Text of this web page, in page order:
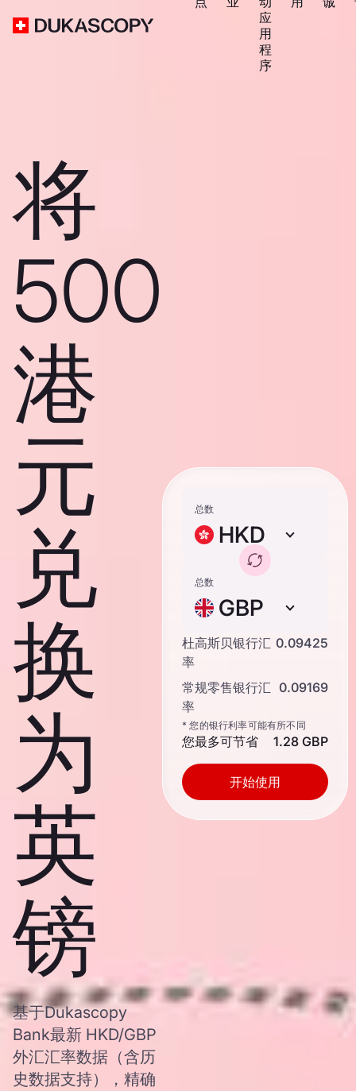
应
用
程
序
将
500
港
元
兑
换
为
英
镑
基于Dukascopy
Bank最新 HKD/GBP
外汇汇率数据（含历
史数据支持），精确
总数
HKD
总数
GBP
杜高斯贝银行汇
率
0.09425
常规零售银行汇
率
0.09169
* 您的银行利率可能有所不同
您最多可节省 1.28 GBP
开始使用